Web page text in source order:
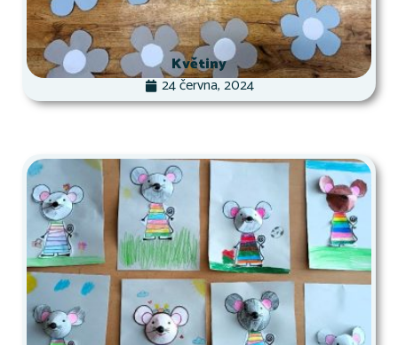
Květiny
24 června, 2024